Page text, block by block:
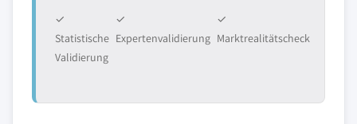
✓
Statistische
Validierung
✓
Expertenvalidierung
✓
Marktrealitätscheck